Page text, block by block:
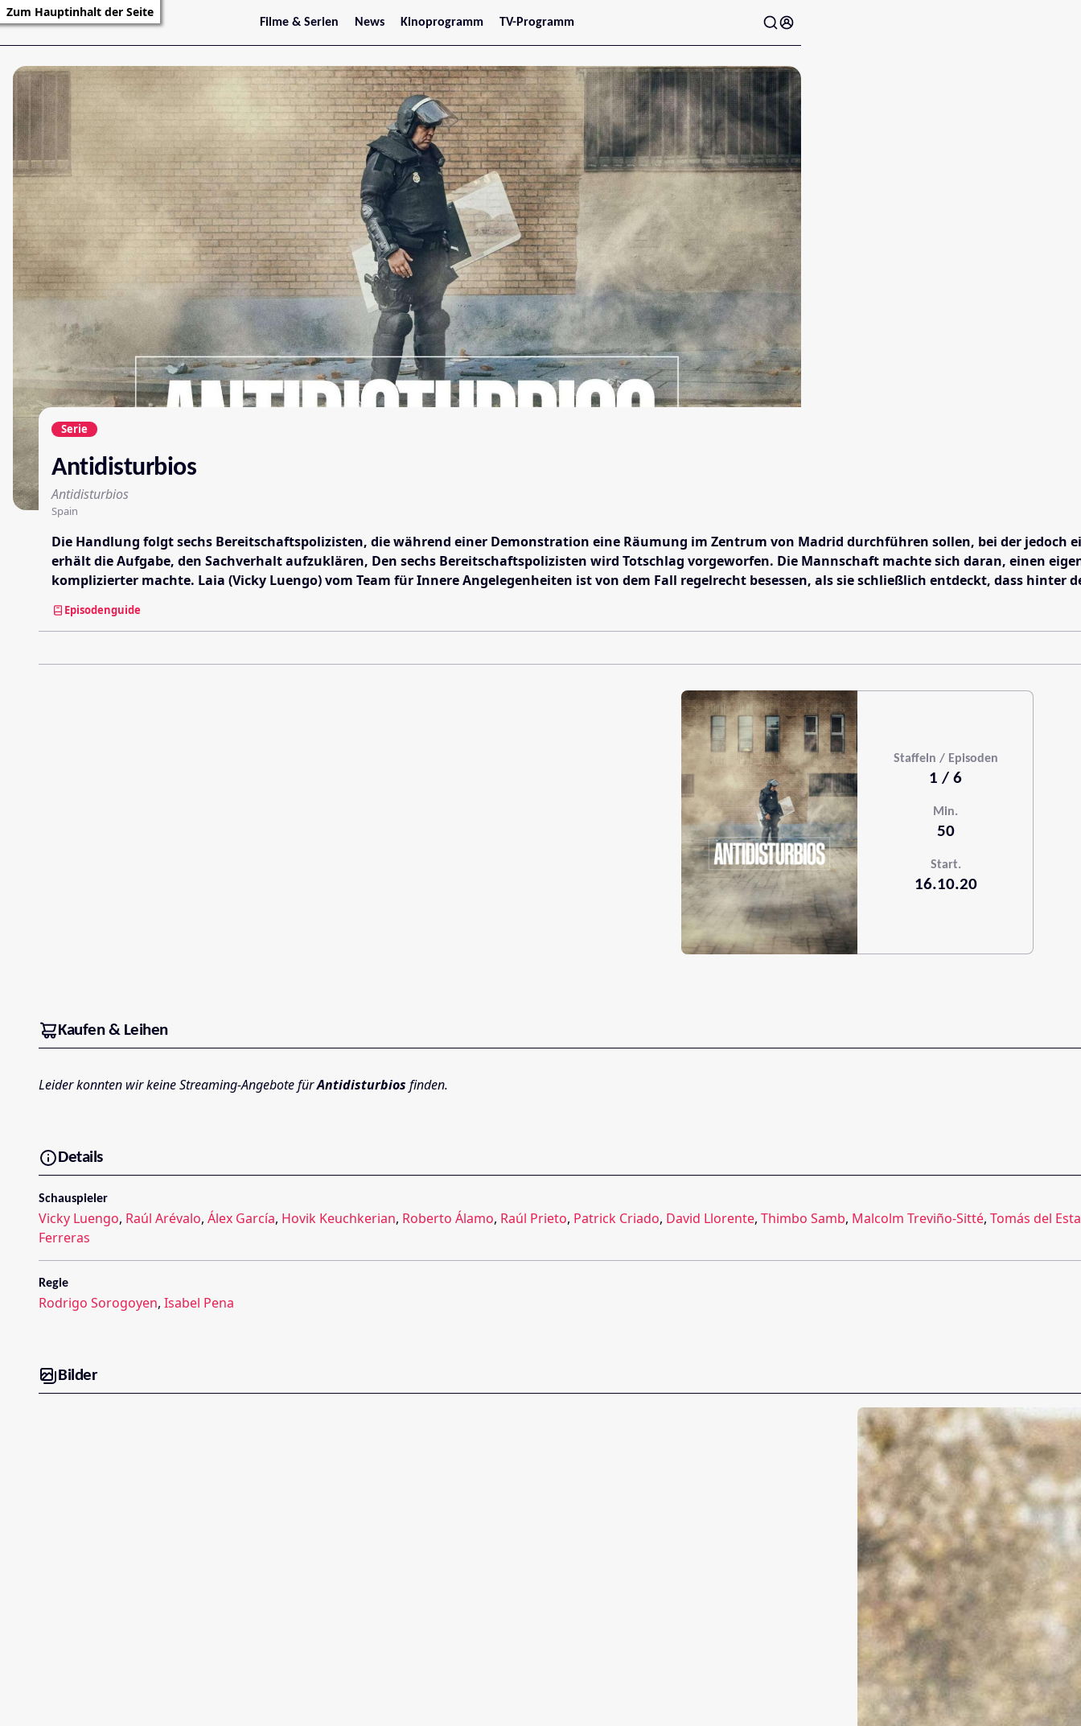
Zum Hauptinhalt der Seite
Filme & Serien
Trailer
Filmarchiv
Serienarchiv
News
Stars
Kinoprogramm
Jetzt im Kino
Wien
Niederösterreich
Oberösterreich
Steiermark
Burgenland
Kärnten
Salzburg
Tirol
Vorarlberg
TV-Programm
Serie
Antidisturbios
Antidisturbios
Spain
Die Handlung folgt sechs Bereitschaftspolizisten, die während einer Demonstration eine Räumung im Zentrum von Madrid durchführen sollen, bei der jedoch
erhält die Aufgabe, den Sachverhalt aufzuklären, Den sechs Bereitschaftspolizisten wird Totschlag vorgeworfen. Die Mannschaft machte sich daran, einen
komplizierter machte. Laia (Vicky Luengo) vom Team für Innere Angelegenheiten ist von dem Fall regelrecht besessen, als sie schließlich entdeckt, dass
Episodenguide
Staffeln / Episoden
1 / 6
Min.
50
Start.
16.10.20
Kaufen & Leihen
Leider konnten wir keine Streaming-Angebote fürAntidisturbios finden.
Details
Schauspieler
Vicky Luengo, Raúl Arévalo, Álex García, Hovik Keuchkerian, Roberto Álamo, Raúl Prieto, Patrick Criado, David Llorente, Thimbo Samb, Malcolm Treviño-Sitté, Tomás del
Ferreras
Regie
Rodrigo Sorogoyen, Isabel Pena
Bilder